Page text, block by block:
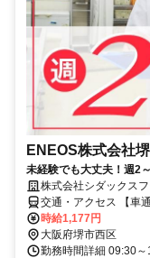
ENEOS株式会社
未経験でも大丈夫！週2
株式会社シダックス
房
交通・アクセス 【車
時給1,177円
大阪府堺市西区
勤務時間詳細 09:30